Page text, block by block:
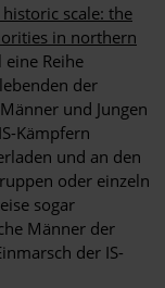
scale: the
in northern
Reihe
der
und Jungen
Kämpfern
und an den
oder einzeln
sogar
Männer der
der IS-